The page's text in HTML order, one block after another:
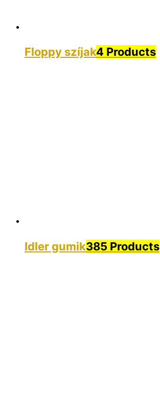
Floppy szíjak4 Products
Idler gumik385 Products